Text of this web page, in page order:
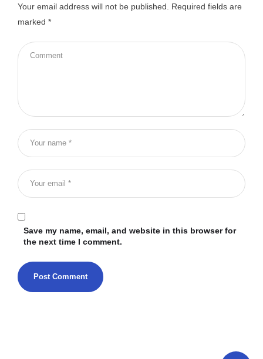
Your email address will not be published.
Required fields are
marked *
Save my name, email, and website in this browser for
the next time I comment.